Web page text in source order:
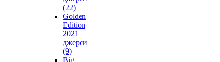
(22)
Golden
Edition
2021
джерси
(9)
Big